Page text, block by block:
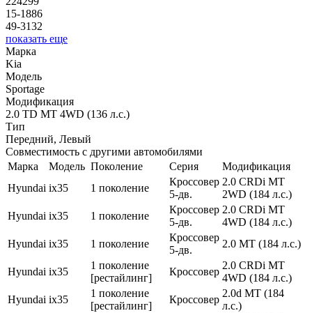
15-1886
49-3132
показать еще
Марка
Kia
Модель
Sportage
Модификация
2.0 TD MT 4WD (136 л.с.)
Тип
Передний, Левый
Совместимость с другими автомобилями
Марка
Модель Поколение Серия
Модификация
Hyundai ix35 1 поколение
Кроссовер
5-дв.
2.0 CRDi MT
2WD (184 л.с.)
Hyundai ix35 1 поколение
Кроссовер
5-дв.
2.0 CRDi MT
4WD (184 л.с.)
Hyundai ix35 1 поколение
Кроссовер
5-дв.
2.0 MT (184 л.с.)
Hyundai ix35
1 поколение
[рестайлинг]
Кроссовер
2.0 CRDi MT
4WD (184 л.с.)
Hyundai ix35
1 поколение
[рестайлинг]
Кроссовер
2.0d MT (184
л.с.)